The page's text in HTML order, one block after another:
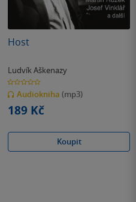
Host
Ludvík Aškenazy
0.0
z
5
hvězdiček
Audiokniha (mp3)
189 Kč
Koupit